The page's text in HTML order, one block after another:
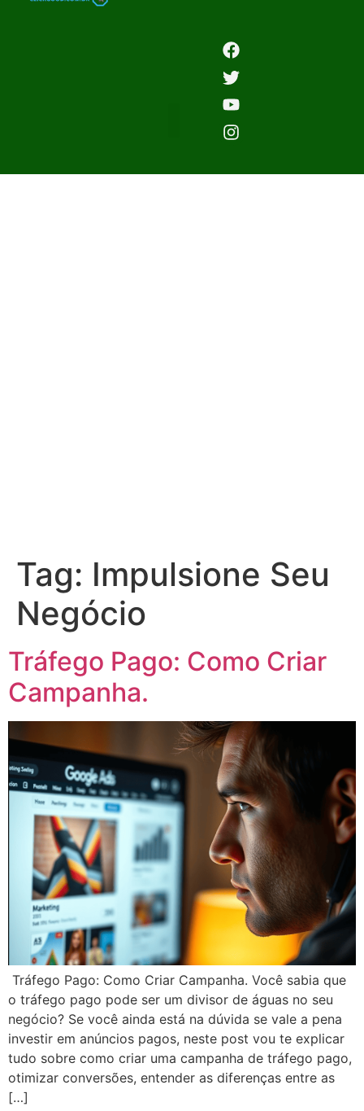
Tag: Impulsione Seu
Negócio
Tráfego Pago: Como Criar
Campanha.
Tráfego Pago: Como Criar Campanha. Você sabia que
o tráfego pago pode ser um divisor de águas no seu
negócio? Se você ainda está na dúvida se vale a pena
investir em anúncios pagos, neste post vou te explicar
tudo sobre como criar uma campanha de tráfego pago,
otimizar conversões, entender as diferenças entre as
[…]